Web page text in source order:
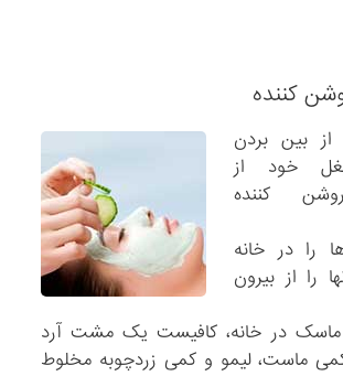
کننده
از بین بردن
خود از
کننده
را در خانه
را از بیرون
ماسک در خانه، کافیست یک مشت آرد
‌ماست، لیمو و کمی‌ زردچوبه مخلوط